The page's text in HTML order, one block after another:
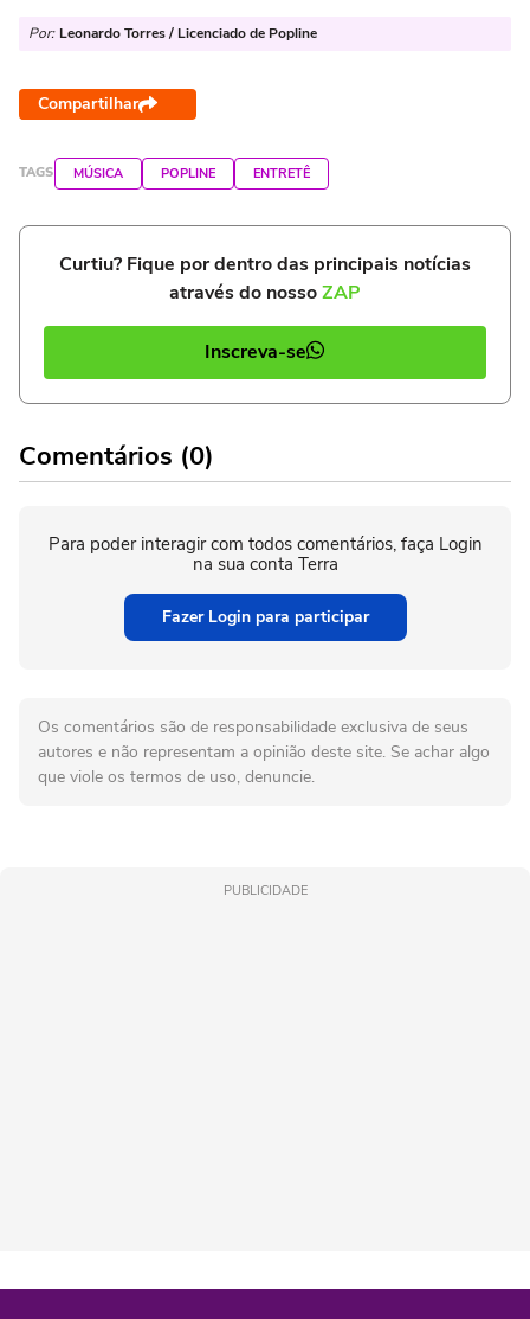
Por: Leonardo Torres / Licenciado de Popline
Compartilhar
TAGS MÚSICA POPLINE ENTRETÊ
Curtiu? Fique por dentro das principais notícias
através do nossoZAP
Inscreva-se
Comentários (0)
Para poder interagir com todos comentários, faça Login
na sua conta Terra
Fazer Login para participar
Os comentários são de responsabilidade exclusiva de seus
autores e não representam a opinião deste site. Se achar algo
que viole os termos de uso, denuncie.
PUBLICIDADE